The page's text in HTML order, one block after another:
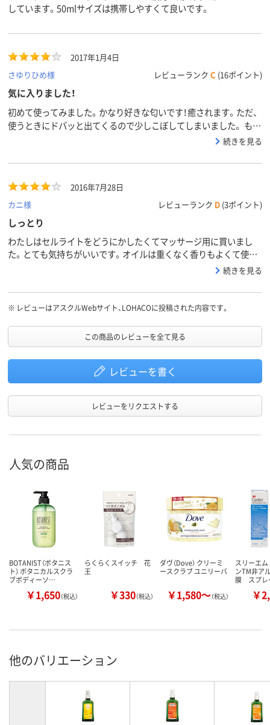
しています。50mlサイズは携帯しやすくて良いです。
2017年1月4日
さゆりひめ様
レビューランク C (16ポイント)
気に入りました！
初めて使ってみました。かなり好きな匂いです！癒されます。ただ、
使うときにドバッと出てくるので少しこぼしてしまいました。 もう
続きを見る
2016年7月28日
カニ様
レビューランク D (3ポイント)
しっとり
わたしはセルライトをどうにかしたくてマッサージ用に買いまし
た。とても気持ちがいいです。オイルは重くなく香りもよくて使い
続きを見る
※ レビューはアスクルWebサイト、LOHACOに投稿された内容です。
この商品のレビューを全て見る
レビューを書く
レビューをリクエストする
人気の商品
BOTANIST（ボタニス
ト） ボタニカルスクラ
ブボディーソ…
￥1,650（税込）
らくらくスイッチ 花
王
￥330（税込）
ダヴ（Dove） クリーミ
ースクラブ ユニリーバ
￥1,580～（税込）
スリーエ
ンTM非ア
膜 スプレ
￥
他のバリエーション